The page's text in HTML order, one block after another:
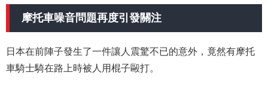
摩托車噪音問題再度引發關注
日本在前陣子發生了一件讓人震驚不已的意外，竟然有摩托
車騎士騎在路上時被人用棍子毆打。